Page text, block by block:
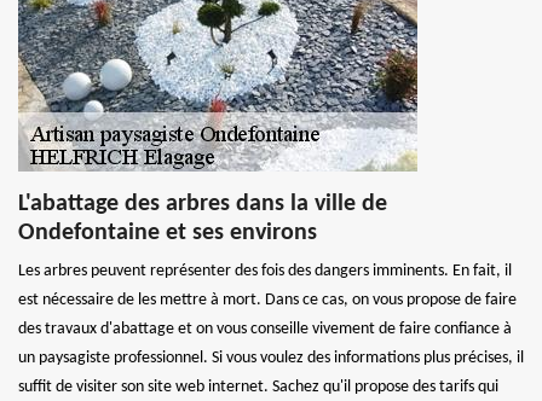
L'abattage des arbres dans la ville de
Ondefontaine et ses environs
Les arbres peuvent représenter des fois des dangers imminents. En fait, il
est nécessaire de les mettre à mort. Dans ce cas, on vous propose de faire
des travaux d'abattage et on vous conseille vivement de faire confiance à
un paysagiste professionnel. Si vous voulez des informations plus précises, il
suffit de visiter son site web internet. Sachez qu'il propose des tarifs qui